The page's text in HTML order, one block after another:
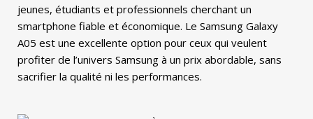
jeunes, étudiants et professionnels cherchant un
smartphone fiable et économique. Le Samsung Galaxy
A05 est une excellente option pour ceux qui veulent
profiter de l’univers Samsung à un prix abordable, sans
sacrifier la qualité ni les performances.